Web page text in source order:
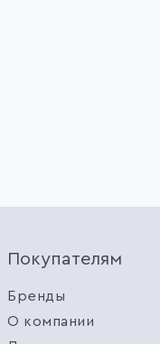
Покупателям
Бренды
О компании